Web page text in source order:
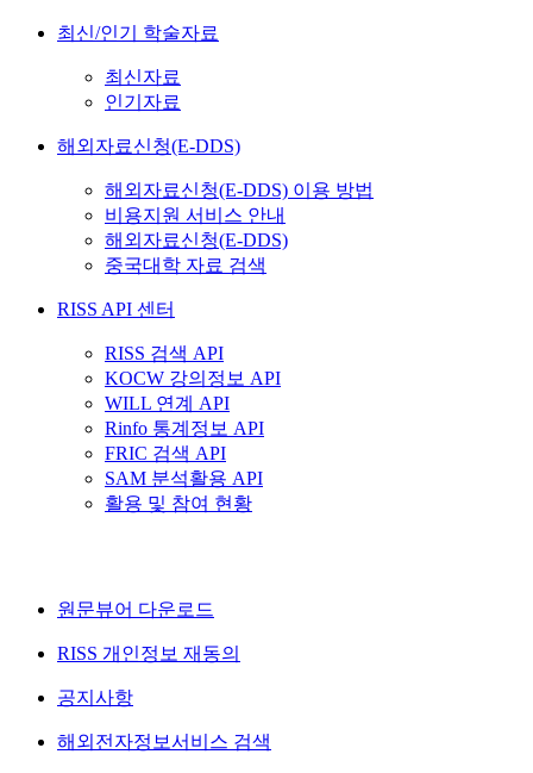
최신/인기 학술자료
최신자료
인기자료
해외자료신청(E-DDS)
해외자료신청(E-DDS) 이용 방법
비용지원 서비스 안내
해외자료신청(E-DDS)
중국대학 자료 검색
RISS API 센터
RISS 검색 API
KOCW 강의정보 API
WILL 연계 API
Rinfo 통계정보 API
FRIC 검색 API
SAM 분석활용 API
활용 및 참여 현황
원문뷰어 다운로드
RISS 개인정보 재동의
공지사항
해외전자정보서비스 검색